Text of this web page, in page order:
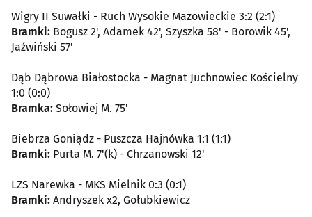
Wigry II Suwałki - Ruch Wysokie Mazowieckie 3:2 (2:1)
Bramki: Bogusz 2', Adamek 42', Szyszka 58' - Borowik 45',
Jaźwiński 57'
Dąb Dąbrowa Białostocka - Magnat Juchnowiec Kościelny
1:0 (0:0)
Bramka: Sołowiej M. 75'
Biebrza Goniądz - Puszcza Hajnówka 1:1 (1:1)
Bramki: Purta M. 7'(k) - Chrzanowski 12'
LZS Narewka - MKS Mielnik 0:3 (0:1)
Bramki: Andryszek x2, Gołubkiewicz